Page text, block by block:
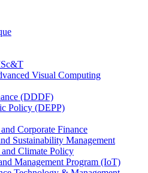
Visual Computing
(DDDF)
Policy (DEPP)
Corporate Finance
Sustainability Management
Climate Policy
Management Program (IoT)